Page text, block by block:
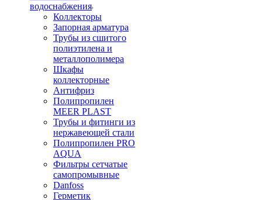
водоснабжения
Коллекторы
Запорная арматура
Трубы из сшитого
полиэтилена и
металлополимера
Шкафы
коллекторные
Антифриз
Полипропилен
MEER PLAST
Трубы и фитинги из
нержавеющей стали
Полипропилен PRO
AQUA
Фильтры сетчатые
самопромывные
Danfoss
Герметик